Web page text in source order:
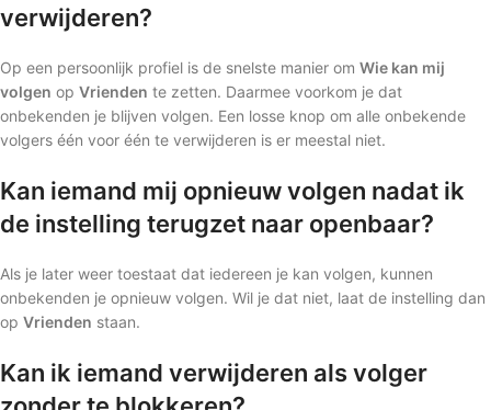
verwijderen?
Op een persoonlijk profiel is de snelste manier om Wie kan mij
volgen op Vrienden te zetten. Daarmee voorkom je dat
onbekenden je blijven volgen. Een losse knop om alle onbekende
volgers één voor één te verwijderen is er meestal niet.
Kan iemand mij opnieuw volgen nadat ik
de instelling terugzet naar openbaar?
Als je later weer toestaat dat iedereen je kan volgen, kunnen
onbekenden je opnieuw volgen. Wil je dat niet, laat de instelling dan
op Vrienden staan.
Kan ik iemand verwijderen als volger